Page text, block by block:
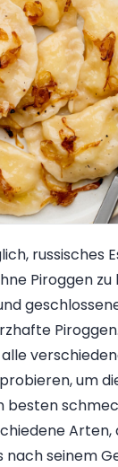
russisches
Piroggen zu
alle
um
besten
Arten,
nach seinem